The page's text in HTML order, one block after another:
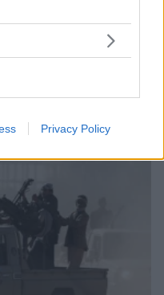
Privacy Policy